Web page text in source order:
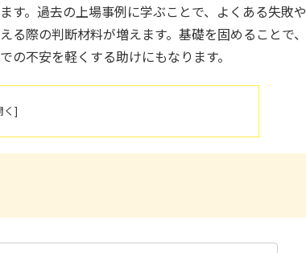
す。過去の上場事例に学ぶことで、よくある失敗や
際の判断材料が増えます。基礎を固めることで、
不安を軽くする助けにもなります。